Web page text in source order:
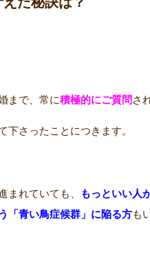
まで、常に積極的にご質問 さ
下さったことにつきます。
まれていても、
もっといい人
「青い鳥症候群」に陥る方も